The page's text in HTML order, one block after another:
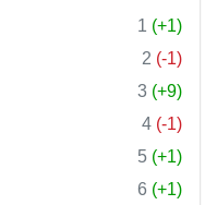
1 (+1)
2 (-1)
3 (+9)
4 (-1)
5 (+1)
6 (+1)